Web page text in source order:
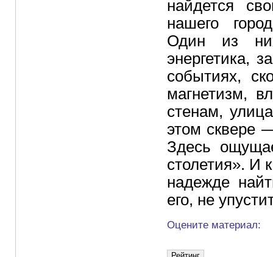
найдется
нашего
Один из
энергетика,
событиях,
магнетизм,
стенам,
этом сквере
Здесь
столетия». И
надежде
его, не
Оцените материал: